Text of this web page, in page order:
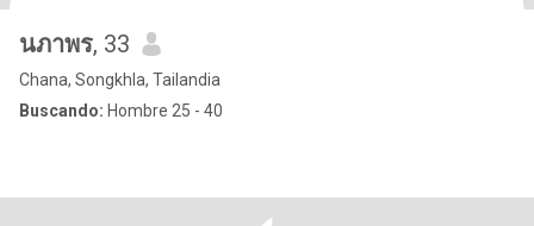
นภาพร, 33
Chana, Songkhla, Tailandia
Buscando: Hombre 25 - 40